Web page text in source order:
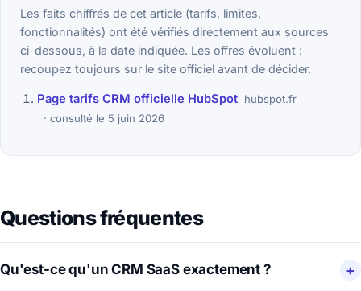
Les faits chiffrés de cet article (tarifs, limites,
fonctionnalités) ont été vérifiés directement aux sources
ci-dessous, à la date indiquée. Les offres évoluent :
recoupez toujours sur le site officiel avant de décider.
Page tarifs CRM officielle HubSpot hubspot.fr
consulté le 5 juin 2026
Questions fréquentes
Qu'est-ce qu'un CRM SaaS exactement ?